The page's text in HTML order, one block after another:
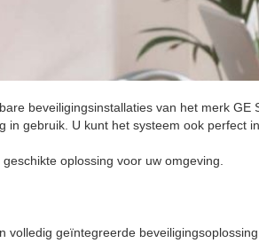
beveiligingsinstallaties van het merk
in gebruik. U kunt het systeem ook perfect
oplossing voor uw omgeving.
volledig geïntegreerde